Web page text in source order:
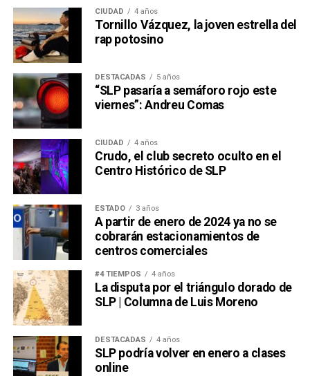
CIUDAD 4 años
Tornillo Vázquez, la joven estrella del
rap potosino
DESTACADAS 5 años
“SLP pasaría a semáforo rojo este
viernes”: Andreu Comas
CIUDAD 4 años
Crudo, el club secreto oculto en el
Centro Histórico de SLP
ESTADO 3 años
A partir de enero de 2024 ya no se
cobrarán estacionamientos de
centros comerciales
#4 TIEMPOS 4 años
La disputa por el triángulo dorado de
SLP | Columna de Luis Moreno
DESTACADAS 4 años
SLP podría volver en enero a clases
online